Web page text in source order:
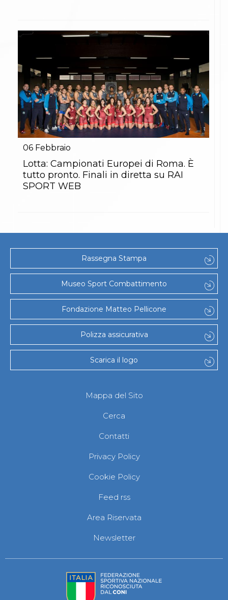
06 Febbraio
Lotta: Campionati Europei di Roma. È
tutto pronto. Finali in diretta su RAI
SPORT WEB
Rassegna Stampa
Museo Sport Combattimento
Fondazione Matteo Pellicone
Polizza assicurativa
Scarica il logo
Mappa del Sito
Cerca
Contatti
Privacy Policy
Cookie Policy
Feed rss
Area Riservata
Newsletter